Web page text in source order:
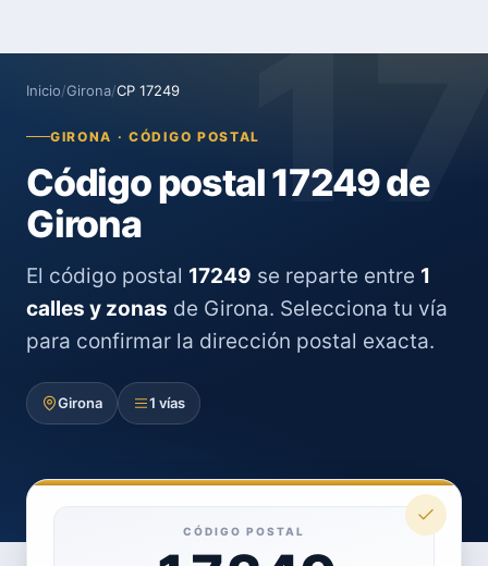
Inicio/Girona/CP 17249
GIRONA · CÓDIGO POSTAL
Código postal 17249 de
Girona
El código postal 17249 se reparte entre 1
calles y zonas de Girona. Selecciona tu vía
para confirmar la dirección postal exacta.
Girona 1 vías
CÓDIGO POSTAL